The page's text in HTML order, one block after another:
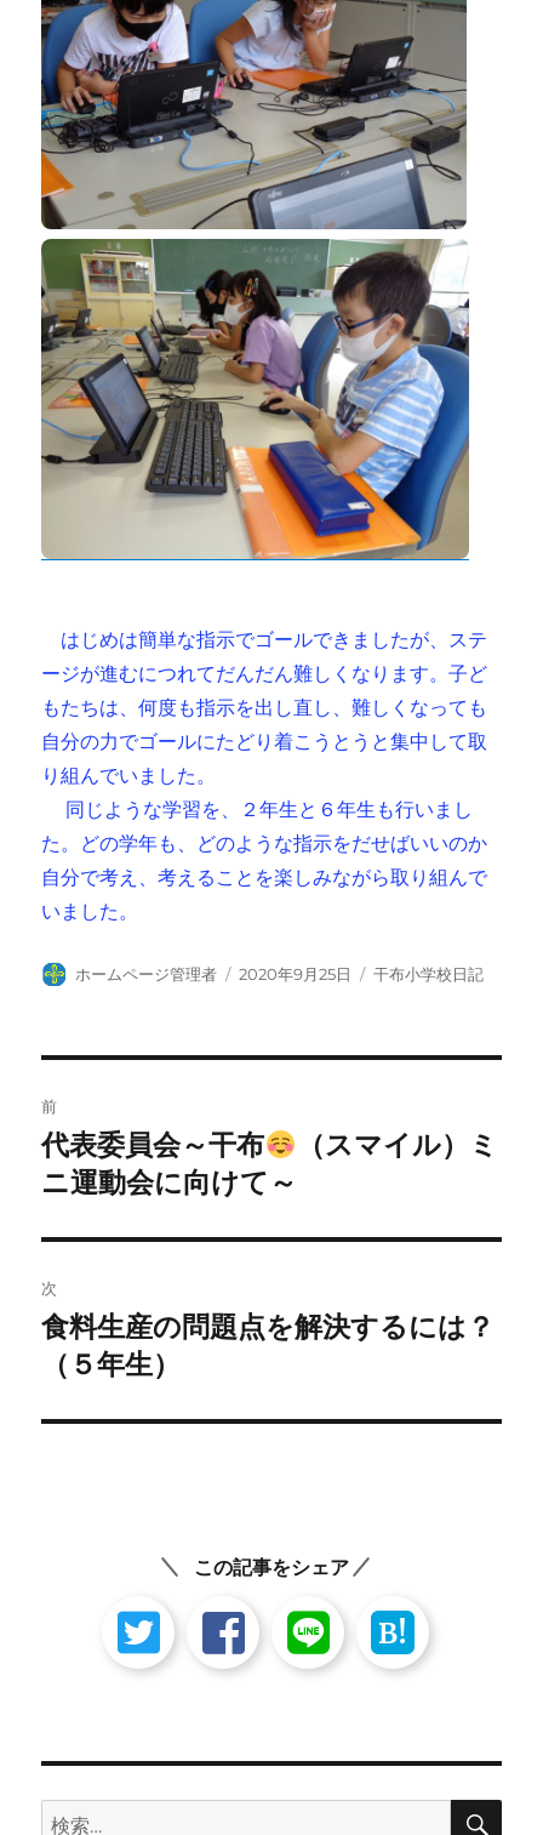
はじめは簡単な指示でゴールできましたが、ステ
ージが進むにつれてだんだん難しくなります。子ど
もたちは、何度も指示を出し直し、難しくなっても
自分の力でゴールにたどり着こうとうと集中して取
り組んでいました。
同じような学習を、２年生と６年生も行いまし
た。どの学年も、どのような指示をだせばいいのか
自分で考え、考えることを楽しみながら取り組んで
いました。
投
ホームページ管理者
投
2020年9月25日
カ
干布小学校日記
稿
ナ
ビ
ゲ
ー
シ
前
前
の
稿:
代表委員会～干布
（スマイル）ミ
ニ運動会に向けて～
次
次
の
稿:
食料生産の問題点を解決するには？
（５年生）
この記事をシェア
B!
検
検